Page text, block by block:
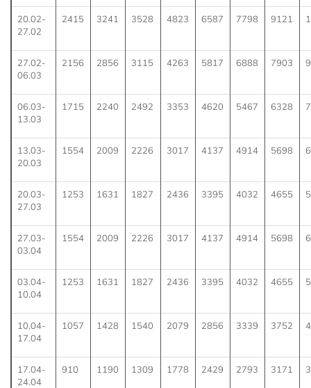
20.02-
27.02
2415 3241 3528 4823 6587 7798 9121
27.02-
06.03
2156 2856 3115 4263 5817 6888 7903
06.03-
13.03
1715 2240 2492 3353 4620 5467 6328
13.03-
20.03
1554 2009 2226 3017 4137 4914 5698
20.03-
27.03
1253 1631 1827 2436 3395 4032 4655
27.03-
03.04
1554 2009 2226 3017 4137 4914 5698
03.04-
10.04
1253 1631 1827 2436 3395 4032 4655
10.04-
17.04
1057 1428 1540 2079 2856 3339 3752
17.04-
24.04
910 1190 1309 1778 2429 2793 3171